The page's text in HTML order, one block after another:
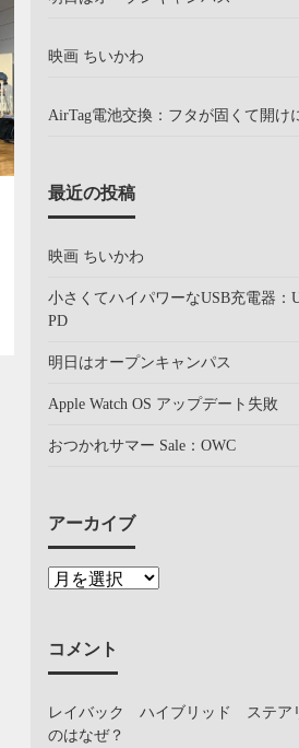
映画 ちいかわ
AirTag電池交換：フタが固くて開け
最近の投稿
映画 ちいかわ
小さくてハイパワーなUSB充電器：
PD
明日はオープンキャンパス
Apple Watch OS アップデート失敗
おつかれサマー Sale：OWC
アーカイブ
コメント
レイバック ハイブリッド ステア
のはなぜ？